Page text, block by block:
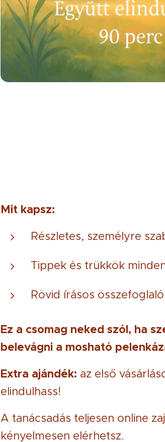
Mit kapsz:
Részletes, személyre
Tippek és trükkök
Rövid írásos
Ez a csomag neked szól, ha
belevágni a mosható
Extra ajándék: az első
elindulhass!
A tanácsadás teljesen online
kényelmesen elérhetsz.